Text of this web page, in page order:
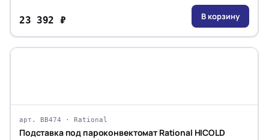
23 392 ₽ В корзину
арт. ВВ474 · Rational
Подставка под пароконвектомат Rational HICOLD